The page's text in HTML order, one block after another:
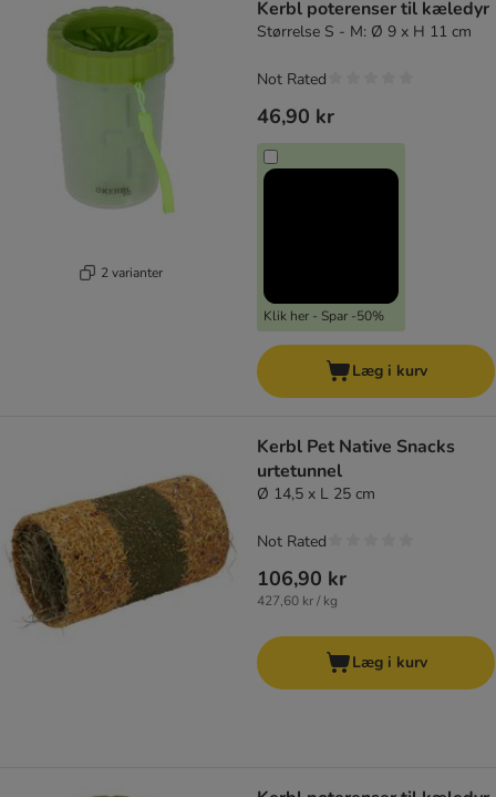
2 varianter
Kerbl poterenser til kæledyr
Størrelse S - M: Ø 9 x H 11 cm
46,90 kr
Klik her - Spar -50%
Not Rated
Læg i kurv
Kerbl Pet Native Snacks
urtetunnel
Ø 14,5 x L 25 cm
106,90 kr
427,60 kr / kg
Not Rated
Læg i kurv